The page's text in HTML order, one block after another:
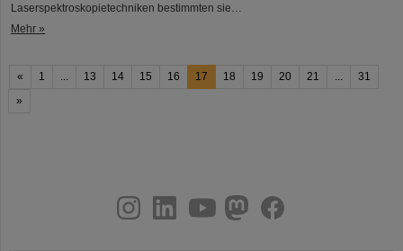
Laserspektroskopietechniken bestimmten sie…
Mehr »
« 1 ... 13 14 15 16 17 18 19 20 21 ...
31
»
youtubehelmholtz.socialfacebook